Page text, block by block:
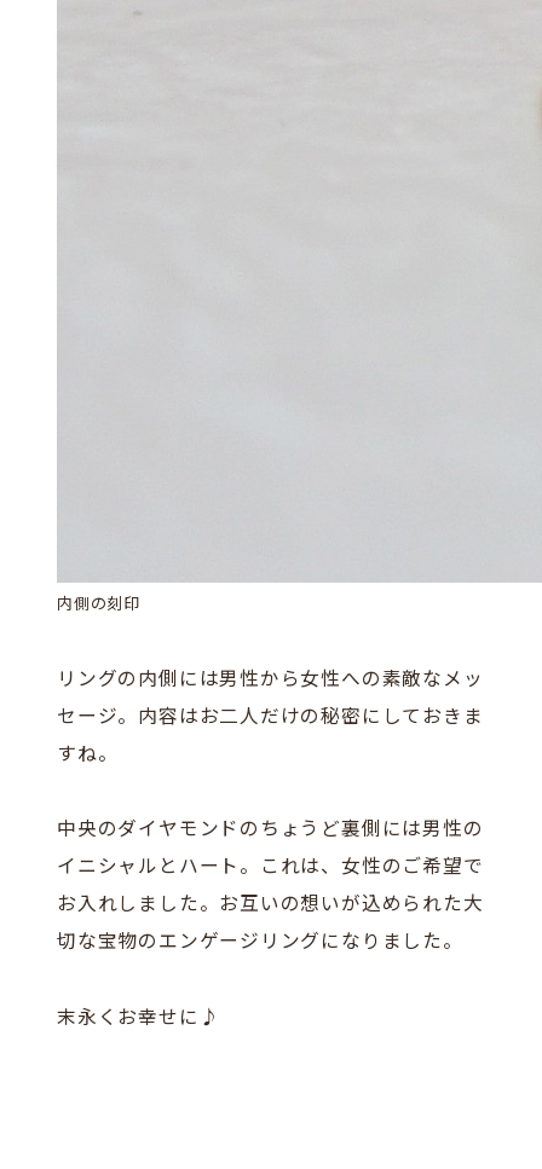
内側の刻印
リングの内側には男性から女性への素敵なメッ
セージ。内容はお二人だけの秘密にしておきま
すね。
中央のダイヤモンドのちょうど裏側には男性の
イニシャルとハート。これは、女性のご希望で
お入れしました。お互いの想いが込められた大
切な宝物のエンゲージリングになりました。
末永くお幸せに♪